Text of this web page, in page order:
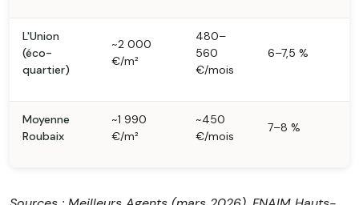
L'Union
(éco-
quartier)
~2 000
€/m²
480–
560
€/mois
6–7,5 %
Moyenne
Roubaix
~1 990
€/m²
~450
€/mois
7–8 %